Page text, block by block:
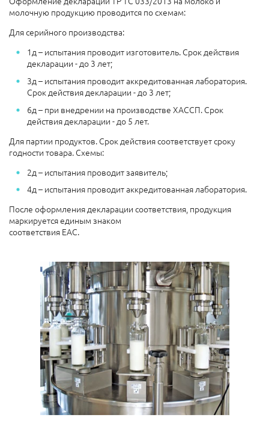
молочную продукцию проводится по схемам:
Для серийного производства:
1д – испытания проводит изготовитель. Срок действия
декларации - до 3 лет;
3д – испытания проводит аккредитованная лаборатория.
Срок действия декларации - до 3 лет;
6д – при внедрении на производстве ХАССП. Срок
действия декларации - до 5 лет.
Для партии продуктов. Срок действия соответствует сроку
годности товара. Схемы:
2д – испытания проводит заявитель;
4д – испытания проводит аккредитованная лаборатория.
После оформления декларации соответствия, продукция
маркируется единым знаком
соответствия ЕАС.